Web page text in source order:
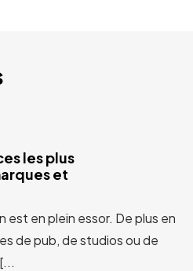
les plus
et
est en plein essor. De plus en
de pub, de studios ou de